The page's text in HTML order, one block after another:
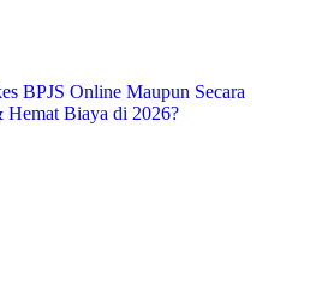
BPJS Online Maupun Secara
Biaya di 2026?